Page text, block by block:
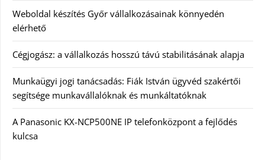
Weboldal készítés Győr vállalkozásainak könnyedén
elérhető
Cégjogász: a vállalkozás hosszú távú stabilitásának alapja
Munkaügyi jogi tanácsadás: Fiák István ügyvéd szakértői
segítsége munkavállalóknak és munkáltatóknak
A Panasonic KX-NCP500NE IP telefonközpont a fejlődés
kulcsa